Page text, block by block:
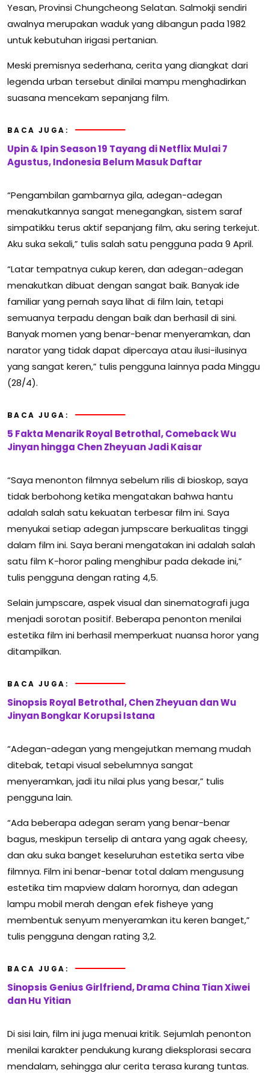
Yesan, Provinsi Chungcheong Selatan. Salmokji sendiri
awalnya merupakan waduk yang dibangun pada 1982
untuk kebutuhan irigasi pertanian.
Meski premisnya sederhana, cerita yang diangkat dari
legenda urban tersebut dinilai mampu menghadirkan
suasana mencekam sepanjang film.
BACA JUGA:
Upin & Ipin Season 19 Tayang di Netflix Mulai 7
Agustus, Indonesia Belum Masuk Daftar
“Pengambilan gambarnya gila, adegan-adegan
menakutkannya sangat menegangkan, sistem saraf
simpatikku terus aktif sepanjang film, aku sering terkejut.
Aku suka sekali,” tulis salah satu pengguna pada 9 April.
“Latar tempatnya cukup keren, dan adegan-adegan
menakutkan dibuat dengan sangat baik. Banyak ide
familiar yang pernah saya lihat di film lain, tetapi
semuanya terpadu dengan baik dan berhasil di sini.
Banyak momen yang benar-benar menyeramkan, dan
narator yang tidak dapat dipercaya atau ilusi-ilusinya
yang sangat keren,” tulis pengguna lainnya pada Minggu
(28/4).
BACA JUGA:
5 Fakta Menarik Royal Betrothal, Comeback Wu
Jinyan hingga Chen Zheyuan Jadi Kaisar
“Saya menonton filmnya sebelum rilis di bioskop, saya
tidak berbohong ketika mengatakan bahwa hantu
adalah salah satu kekuatan terbesar film ini. Saya
menyukai setiap adegan jumpscare berkualitas tinggi
dalam film ini. Saya berani mengatakan ini adalah salah
satu film K-horor paling menghibur pada dekade ini,”
tulis pengguna dengan rating 4,5.
Selain jumpscare, aspek visual dan sinematografi juga
menjadi sorotan positif. Beberapa penonton menilai
estetika film ini berhasil memperkuat nuansa horor yang
ditampilkan.
BACA JUGA:
Sinopsis Royal Betrothal, Chen Zheyuan dan Wu
Jinyan Bongkar Korupsi Istana
“Adegan-adegan yang mengejutkan memang mudah
ditebak, tetapi visual sebelumnya sangat
menyeramkan, jadi itu nilai plus yang besar,” tulis
pengguna lain.
“Ada beberapa adegan seram yang benar-benar
bagus, meskipun terselip di antara yang agak cheesy,
dan aku suka banget keseluruhan estetika serta vibe
filmnya. Film ini benar-benar total dalam mengusung
estetika tim mapview dalam horornya, dan adegan
lampu mobil merah dengan efek fisheye yang
membentuk senyum menyeramkan itu keren banget,”
tulis pengguna dengan rating 3,2.
BACA JUGA:
Sinopsis Genius Girlfriend, Drama China Tian Xiwei
dan Hu Yitian
Di sisi lain, film ini juga menuai kritik. Sejumlah penonton
menilai karakter pendukung kurang dieksplorasi secara
mendalam, sehingga alur cerita terasa kurang tuntas.